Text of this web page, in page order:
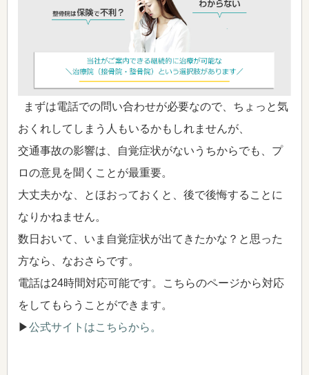
まずは電話での問い合わせが必要なので、ちょっと気
おくれしてしまう人もいるかもしれませんが、
交通事故の影響は、自覚症状がないうちからでも、プ
ロの意見を聞くことが最重要。
大丈夫かな、とほおっておくと、後で後悔することに
なりかねません。
数日おいて、いま自覚症状が出てきたかな？と思った
方なら、なおさらです。
電話は24時間対応可能です。こちらのページから対応
をしてもらうことができます。
▶公式サイトはこちらから。